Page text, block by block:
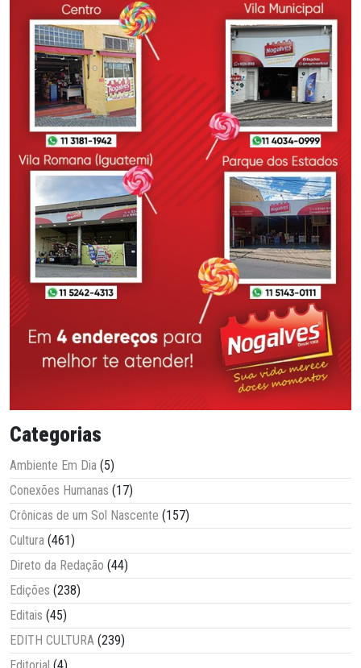
Categorias
Ambiente Em Dia (5)
Conexões Humanas (17)
Crônicas de um Sol Nascente (157)
Cultura (461)
Direto da Redação (44)
Edições (238)
Editais (45)
EDITH CULTURA (239)